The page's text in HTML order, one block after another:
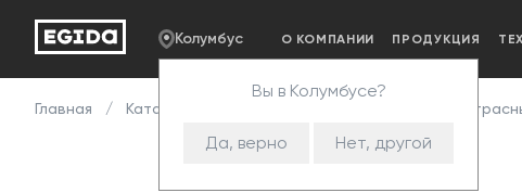
Колумбус
Вы в Колумбусе?
Да, верно Нет, другой
О КОМПАНИИ ПРОДУКЦИЯ
Главная Каталог Примеры